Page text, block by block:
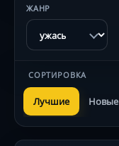
ЖАНР
СОРТИРОВКА
Лучшие Новые